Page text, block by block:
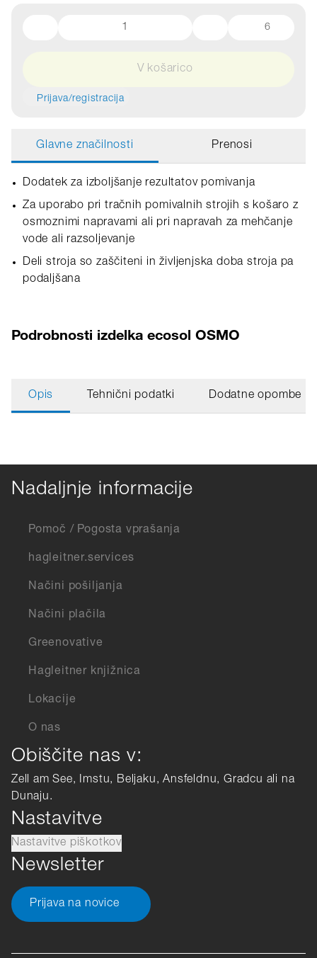
6
V košarico
Prijava/registracija
Glavne značilnosti Prenosi
Dodatek za izboljšanje rezultatov pomivanja
Za uporabo pri tračnih pomivalnih strojih s košaro z
osmoznimi napravami ali pri napravah za mehčanje
vode ali razsoljevanje
Deli stroja so zaščiteni in življenjska doba stroja pa
podaljšana
Podrobnosti izdelka ecosol OSMO
Opis Tehnični podatki Dodatne opombe
Nadaljnje informacije
Pomoč / Pogosta vprašanja
hagleitner.services
Načini pošiljanja
Načini plačila
Greenovative
Hagleitner knjižnica
Lokacije
O nas
Obiščite nas v:
Zell am See, Imstu, Beljaku, Ansfeldnu, Gradcu ali na
Dunaju.
Nastavitve
Nastavitve piškotkov
Newsletter
Prijava na novice